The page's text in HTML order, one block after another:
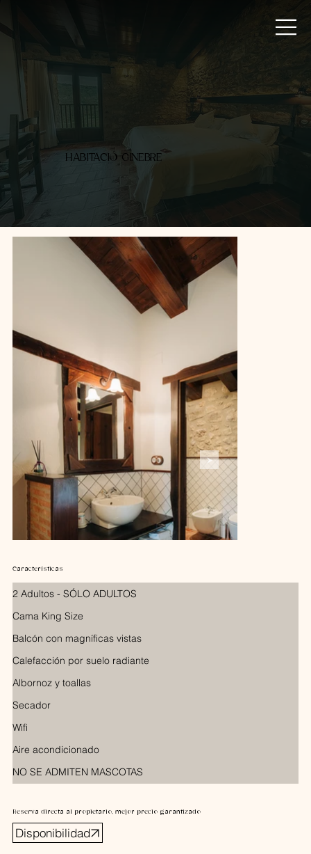
HABITACIÓ GINEBRE
Características
2 Adultos - SÓLO ADULTOS
Cama King Size
Balcón con magníficas vistas
Calefacción por suelo radiante
Albornoz y toallas
Secador
Wifi
Aire acondicionado
NO SE ADMITEN MASCOTAS
Reserva directa al propietario, mejor precio garantizado
Disponibilidad